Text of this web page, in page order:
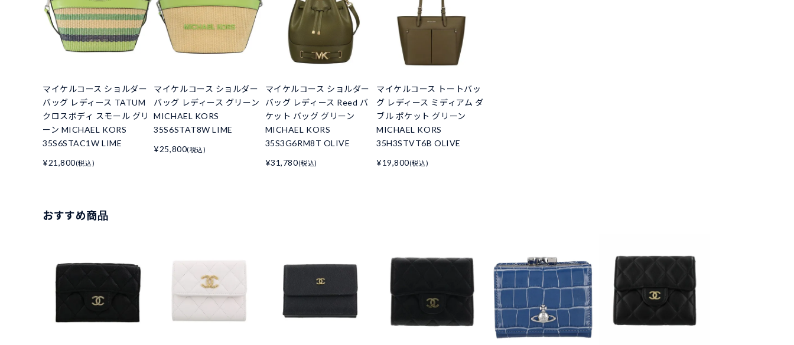
マイケルコース ショルダー
バッグ レディース TATUM
クロスボディ スモール グリ
ーン MICHAEL KORS
35S6STAC1W LIME
¥21,800(税込)
マイケルコース ショルダー
バッグ レディース グリーン
MICHAEL KORS
35S6STAT8W LIME
¥25,800(税込)
マイケルコース ショルダー
バッグ レディース Reed バ
ケット バッグ グリーン
MICHAEL KORS
35S3G6RM8T OLIVE
¥31,780(税込)
マイケルコース トートバッ
グ レディース ミディアム ダ
ブル ポケット グリーン
MICHAEL KORS
35H3STVT6B OLIVE
¥19,800(税込)
おすすめ商品